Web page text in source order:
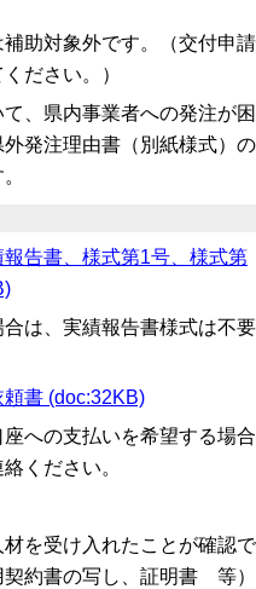
助対象外です。（交付申請
ださい。）
、県内事業者への発注が困
発注理由書（別紙様式）の
告書、様式第1号、様式第
は、実績報告書様式は不要
頼書 (doc:32KB)
への支払いを希望する場合
ください。
材を受け入れたことが確認で
契約書の写し、証明書 等）